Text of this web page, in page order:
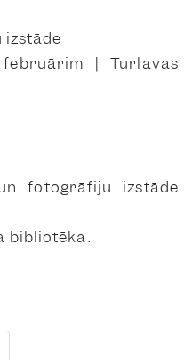
izstāde
| Turlavas
fotogrāfiju izstāde
bibliotēkā.